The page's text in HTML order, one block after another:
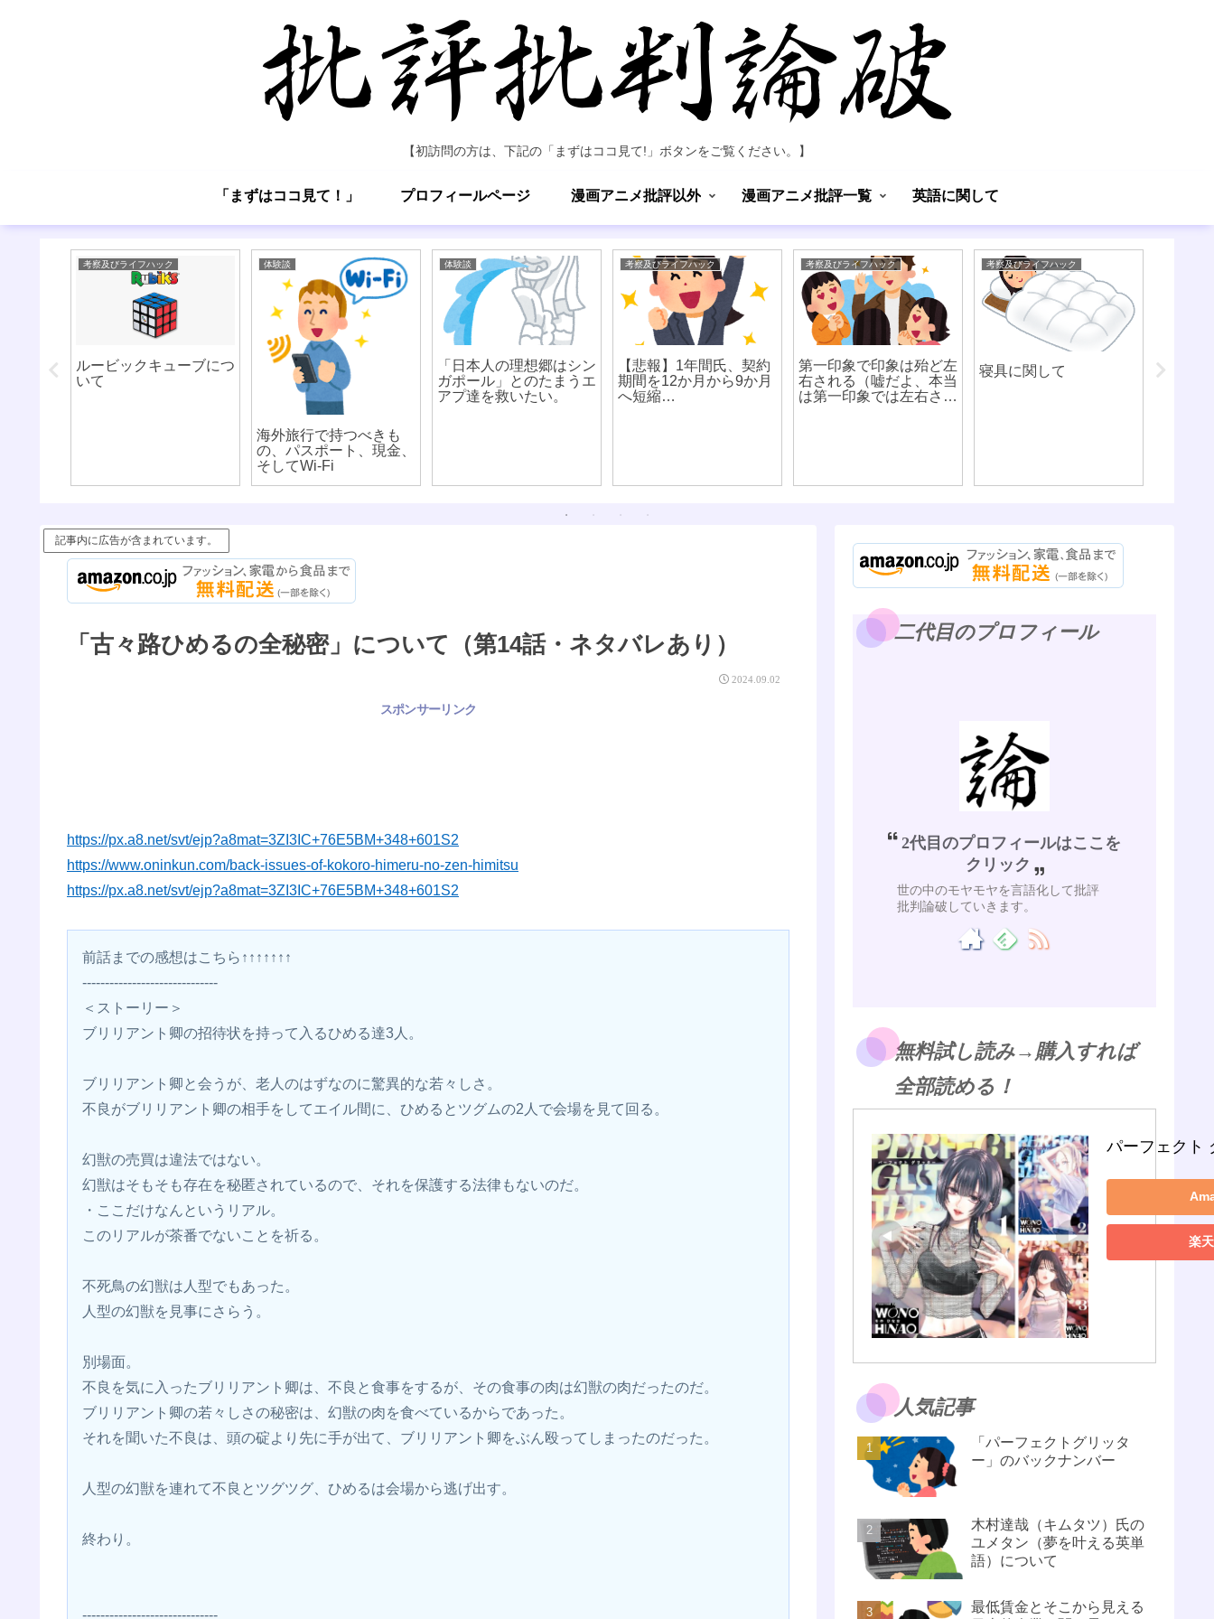
【初訪問の方は、下記の「まずはココ見て!」ボタンをご覧ください。】
「まずはココ見て！」 プロフィールページ 漫画アニメ批評以外 漫画アニメ批評一覧 英語に関して
上手い
考察及びライフハック
ルービックキューブにつ
いて
体験談
海外旅行で持つべきも
の、パスポート、現金、
そしてWi-Fi
体験談
「日本人の理想郷はシン
ガポール」とのたまうエ
アプ達を救いたい。
考察及びライフハック
【悲報】1年間氏、契約
期間を12か月から9か月
へ短縮…
考察及びライフハック
第一印象で印象は殆ど左
右される（嘘だよ、本当
は第一印象では左右され
考察及びライフハック
寝具に関して
最低賃
る日本
記事内に広告が含まれています。
「古々路ひめるの全秘密」について（第14話・ネタバレあり）
2024.09.02
スポンサーリンク
https://px.a8.net/svt/ejp?a8mat=3ZI3IC+76E5BM+348+601S2
https://www.oninkun.com/back-issues-of-kokoro-himeru-no-zen-himitsu
https://px.a8.net/svt/ejp?a8mat=3ZI3IC+76E5BM+348+601S2
前話までの感想はこちら↑↑↑↑↑↑↑
------------------------------
＜ストーリー＞
ブリリアント卿の招待状を持って入るひめる達3人。
ブリリアント卿と会うが、老人のはずなのに驚異的な若々しさ。
不良がブリリアント卿の相手をしてエイル間に、ひめるとツグムの2人で会場を見て回る。
幻獣の売買は違法ではない。
幻獣はそもそも存在を秘匿されているので、それを保護する法律もないのだ。
・ここだけなんというリアル。
このリアルが茶番でないことを祈る。
不死鳥の幻獣は人型でもあった。
人型の幻獣を見事にさらう。
別場面。
不良を気に入ったブリリアント卿は、不良と食事をするが、その食事の肉は幻獣の肉だったのだ。
ブリリアント卿の若々しさの秘密は、幻獣の肉を食べているからであった。
それを聞いた不良は、頭の碇より先に手が出て、ブリリアント卿をぶん殴ってしまったのだった。
人型の幻獣を連れて不良とツグツグ、ひめるは会場から逃げ出す。
終わり。
------------------------------
二代目のプロフィール
2代目のプロフィールはここを
クリック
世の中のモヤモヤを言語化して批評
批判論破していきます。
無料試し読み→購入すれば
全部読める！
パーフェクト
楽
人気記事
「パーフェクトグリッタ
ー」のバックナンバー
木村達哉（キムタツ）氏の
ユメタン（夢を叶える英単
語）について
最低賃金とそこから見える